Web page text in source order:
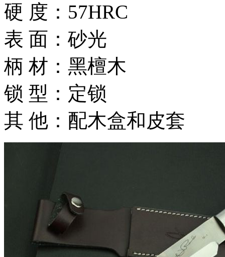
硬 度：57HRC
表 面：砂光
柄 材：黑檀木
锁 型：定锁
其 他：配木盒和皮套